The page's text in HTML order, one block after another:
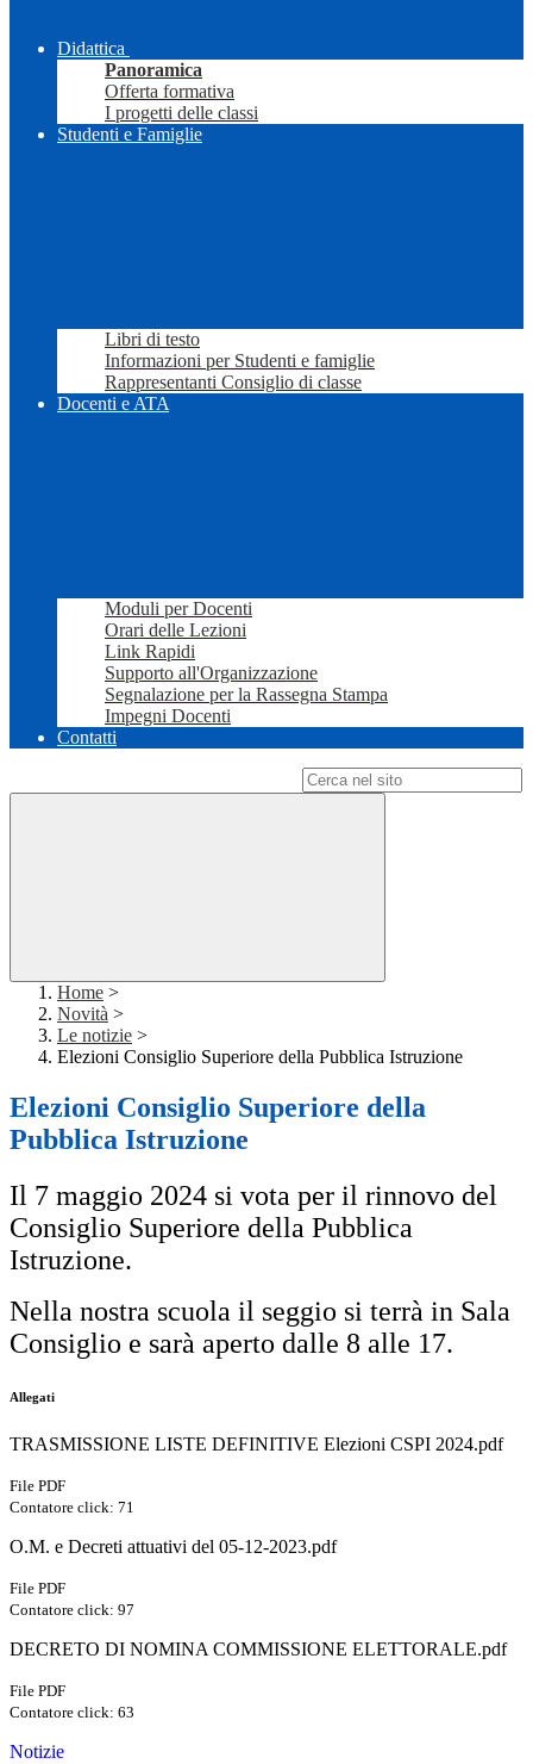
Didattica
Panoramica
Offerta formativa
I progetti delle classi
Studenti e Famiglie
Libri di testo
Informazioni per Studenti e famiglie
Rappresentanti Consiglio di classe
Docenti e ATA
Moduli per Docenti
Orari delle Lezioni
Link Rapidi
Supporto all'Organizzazione
Segnalazione per la Rassegna Stampa
Impegni Docenti
Contatti
Home >
Novità >
Le notizie >
Elezioni Consiglio Superiore della Pubblica Istruzione
Elezioni Consiglio Superiore della
Pubblica Istruzione
Il 7 maggio 2024 si vota per il rinnovo del
Consiglio Superiore della Pubblica
Istruzione.
Nella nostra scuola il seggio si terrà in Sala
Consiglio e sarà aperto dalle 8 alle 17.
Allegati
TRASMISSIONE LISTE DEFINITIVE Elezioni CSPI 2024.pdf
File PDF
Contatore click: 71
O.M. e Decreti attuativi del 05-12-2023.pdf
File PDF
Contatore click: 97
DECRETO DI NOMINA COMMISSIONE ELETTORALE.pdf
File PDF
Contatore click: 63
Notizie